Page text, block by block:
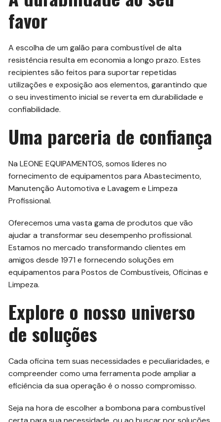
favor
A escolha de um galão para combustível de alta
resistência resulta em economia a longo prazo. Estes
recipientes são feitos para suportar repetidas
utilizações e exposição aos elementos, garantindo que
o seu investimento inicial se reverta em durabilidade e
confiabilidade.
Uma parceria de confiança
Na LEONE EQUIPAMENTOS, somos líderes no
fornecimento de equipamentos para Abastecimento,
Manutenção Automotiva e Lavagem e Limpeza
Profissional.
Oferecemos uma vasta gama de produtos que vão
ajudar a transformar seu desempenho profissional.
Estamos no mercado transformando clientes em
amigos desde 1971 e fornecendo soluções em
equipamentos para Postos de Combustíveis, Oficinas e
Limpeza.
Explore o nosso universo
de soluções
Cada oficina tem suas necessidades e peculiaridades, e
compreender como uma ferramenta pode ampliar a
eficiência da sua operação é o nosso compromisso.
Seja na hora de escolher a bombona para combustível